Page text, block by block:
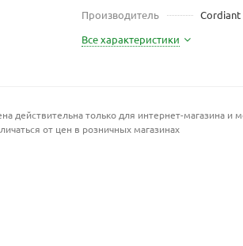
Производитель
Cordiant
Все характеристики
действительна только для интернет-магазина и
от цен в розничных магазинах